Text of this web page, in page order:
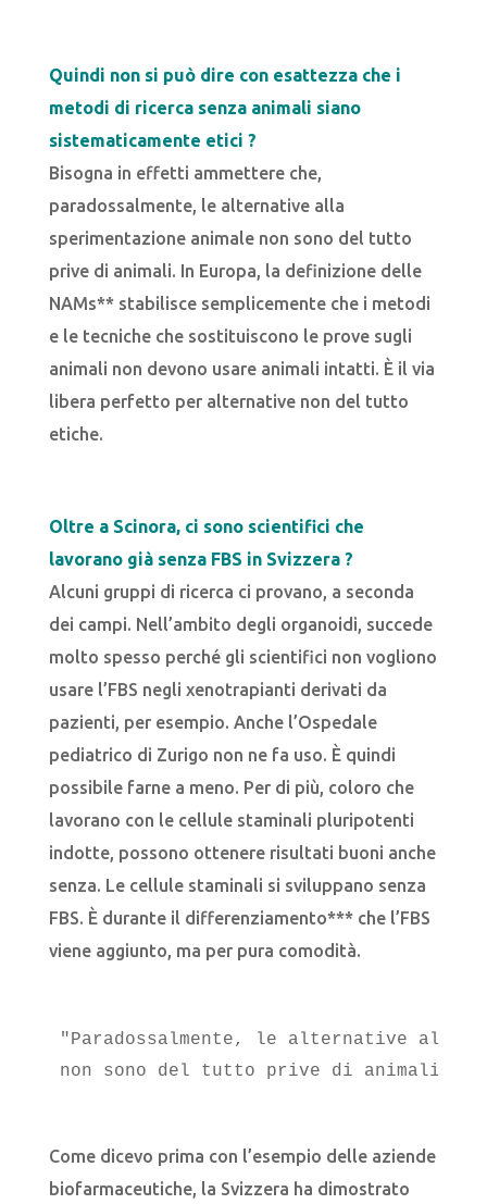
Quindi non si può dire con esattezza che i
metodi di ricerca senza animali siano
sistematicamente etici ?
Bisogna in effetti ammettere che,
paradossalmente, le alternative alla
sperimentazione animale non sono del tutto
prive di animali. In Europa, la definizione delle
NAMs** stabilisce semplicemente che i metodi
e le tecniche che sostituiscono le prove sugli
animali non devono usare animali intatti. È il via
libera perfetto per alternative non del tutto
etiche.
Oltre a Scinora, ci sono scientifici che
lavorano già senza FBS in Svizzera ?
Alcuni gruppi di ricerca ci provano, a seconda
dei campi. Nell’ambito degli organoidi, succede
molto spesso perché gli scientifici non vogliono
usare l’FBS negli xenotrapianti derivati da
pazienti, per esempio. Anche l’Ospedale
pediatrico di Zurigo non ne fa uso. È quindi
possibile farne a meno. Per di più, coloro che
lavorano con le cellule staminali pluripotenti
indotte, possono ottenere risultati buoni anche
senza. Le cellule staminali si sviluppano senza
FBS. È durante il differenziamento*** che l’FBS
viene aggiunto, ma per pura comodità.
"Paradossalmente, le alternative alla
non sono del tutto prive di animali."
Come dicevo prima con l’esempio delle aziende
biofarmaceutiche, la Svizzera ha dimostrato